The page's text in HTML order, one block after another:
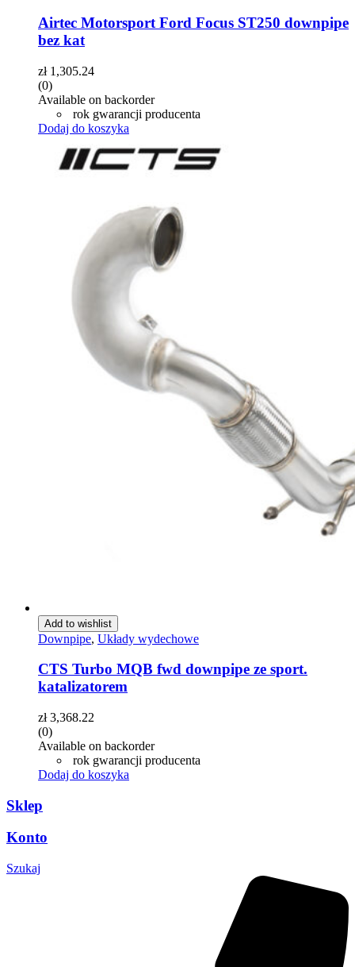
Airtec Motorsport Ford Focus ST250 downpipe
bez kat
zł1,305.24
(0)
Available on backorder
rok gwarancji producenta
Dodaj do koszyka
Add to wishlist
Downpipe, Układy wydechowe
CTS Turbo MQB fwd downpipe ze sport.
katalizatorem
zł3,368.22
(0)
Available on backorder
rok gwarancji producenta
Dodaj do koszyka
Sklep
Konto
Szukaj